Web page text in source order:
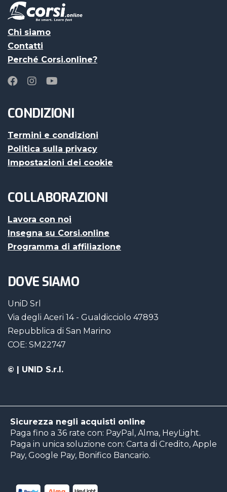
Chi siamo
Contatti
Perché Corsi.online?
CONDIZIONI
Termini e condizioni
Politica sulla privacy
Impostazioni dei cookie
COLLABORAZIONI
Lavora con noi
Insegna su Corsi.online
Programma di affiliazione
DOVE SIAMO
UniD Srl
Via degli Aceri 14 - Gualdicciolo 47893
Repubblica di San Marino
COE: SM22747
© | UNID S.r.l.
Sicurezza negli acquisti online
Paga fino a 36 rate con: PayPal, Alma, HeyLight.
Paga in unica soluzione con: Carta di Credito, Apple
Pay, Google Pay, Bonifico Bancario.